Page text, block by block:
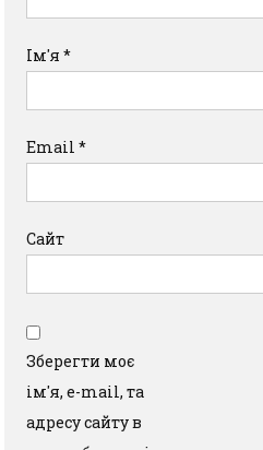
Ім'я*
Email*
Сайт
Зберегти моє
ім'я, e-mail, та
адресу сайту в